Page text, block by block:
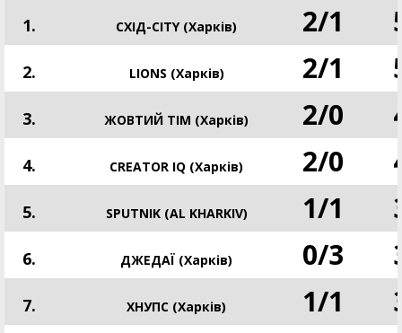
1. СХІД-CITY (Харків) 2/1
2. LIONS (Харків) 2/1
3. ЖОВТИЙ ТІМ (Харків) 2/0
4. CREATOR IQ (Харків) 2/0
5. SPUTNIK (AL KHARKIV) 1/1
6. ДЖЕДАЇ (Харків) 0/3
7. ХНУПС (Харків) 1/1